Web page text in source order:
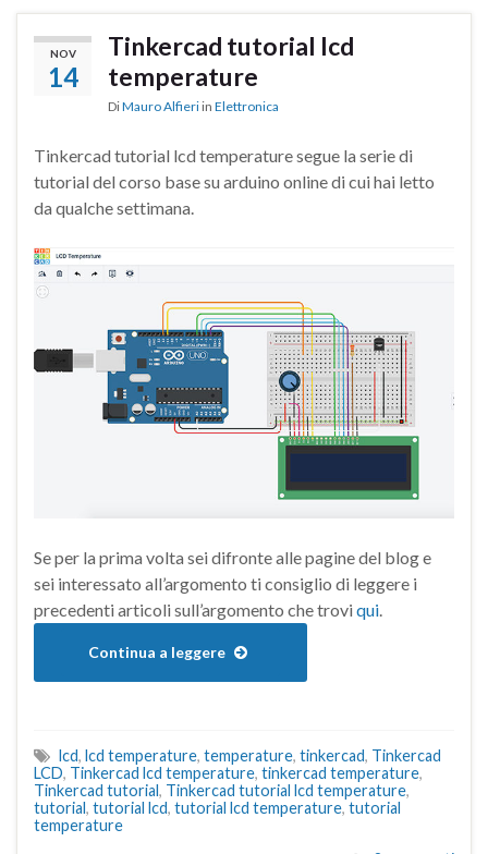
NOV
14
Tinkercad tutorial lcd
temperature
DiMauro Alfieri in Elettronica
Tinkercad tutorial lcd temperature segue la serie di
tutorial del corso base su arduino online di cui hai letto
da qualche settimana.
Se per la prima volta sei difronte alle pagine del blog e
sei interessato all’argomento ti consiglio di leggere i
precedenti articoli sull’argomento che trovi qui.
Continua a leggere
lcd, lcd temperature, temperature, tinkercad, Tinkercad
LCD, Tinkercad lcd temperature, tinkercad temperature,
Tinkercad tutorial, Tinkercad tutorial lcd temperature,
tutorial, tutorial lcd, tutorial lcd temperature, tutorial
temperature